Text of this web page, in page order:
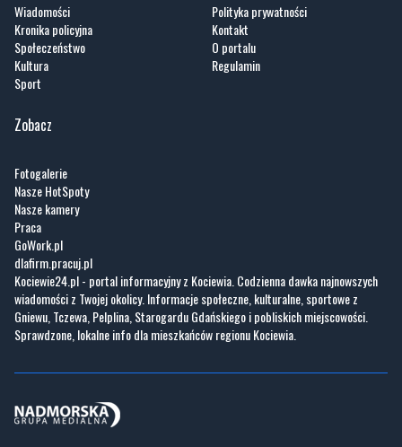
Wiadomości
Kronika policyjna
Społeczeństwo
Kultura
Sport
Polityka prywatności
Kontakt
O portalu
Regulamin
Zobacz
Fotogalerie
Nasze HotSpoty
Nasze kamery
Praca
GoWork.pl
dlafirm.pracuj.pl
Kociewie24.pl - portal informacyjny z Kociewia. Codzienna dawka najnowszych
wiadomości z Twojej okolicy. Informacje społeczne, kulturalne, sportowe z
Gniewu, Tczewa, Pelplina, Starogardu Gdańskiego i pobliskich miejscowości.
Sprawdzone, lokalne info dla mieszkańców regionu Kociewia.